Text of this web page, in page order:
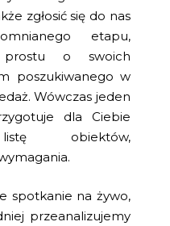
zgłosić się do nas
etapu,
o swoich
poszukiwanego w
Wówczas jeden
dla Ciebie
listę obiektów,
spotkanie na żywo,
przeanalizujemy